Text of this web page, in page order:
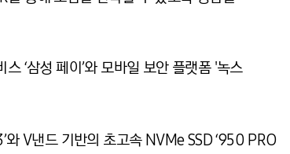
‘삼성 페이’와 모바일 보안 플랫폼 '녹스
와 V낸드 기반의 초고속 NVMe SSD ‘950 PRO